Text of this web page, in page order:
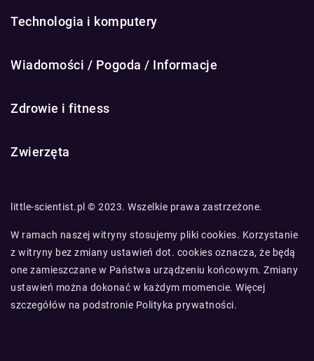
Technologia i komputery
Wiadomości / Pogoda / Informacje
Zdrowie i fitness
Zwierzęta
little-scientist.pl © 2023. Wszelkie prawa zastrzeżone.
W ramach naszej witryny stosujemy pliki cookies. Korzystanie
z witryny bez zmiany ustawień dot. cookies oznacza, że będą
one zamieszczane w Państwa urządzeniu końcowym. Zmiany
ustawień można dokonać w każdym momencie. Więcej
szczegółów na podstronie Polityka prywatności.